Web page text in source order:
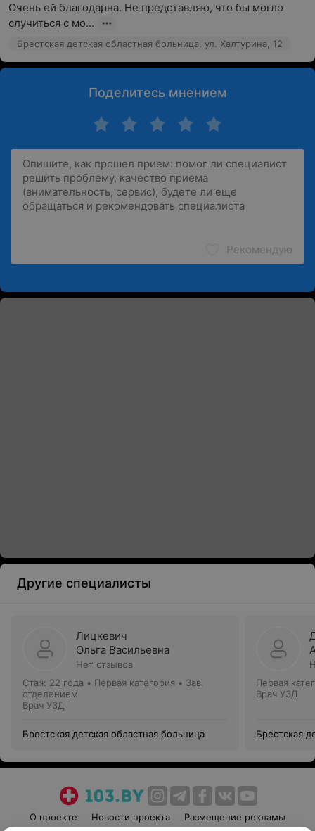
Очень ей благодарна. Не представляю, что бы могло
случиться с мо...
Брестская детская областная больница, ул. Халтурина, 12
Поделитесь мнением
Рекомендую
Другие специалисты
Лицкевич
Ольга Васильевна
Нет отзывов
Стаж 22 года • Первая категория • Зав.
отделением
Врач УЗД
Брестская детская областная больница
Первая
Врач УЗД
Брестская
О проекте Новости проекта Размещение рекламы